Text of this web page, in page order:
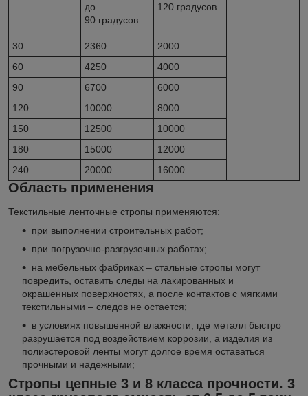
до
90 градусов
120 градусов
30 2360
2000
60
4250
4000
90
6700
6000
120
10000
8000
150
12500
10000
180
15000
12000
240
20000 16000
Область применения
Текстильные ленточные стропы применяются:
при выполнении строительных работ;
при погрузочно-разгрузочных работах;
на мебельных фабриках – стальные стропы могут
повредить, оставить следы на лакированных и
окрашенных поверхностях, а после контактов с мягкими
текстильными – следов не остается;
в условиях повышенной влажности, где металл быстро
разрушается под воздействием коррозии, а изделия из
полиэстеровой ленты могут долгое время оставаться
прочными и надежными;
Стропы цепные 3 и 8 класса прочности. 3